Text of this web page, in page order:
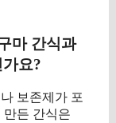
마 간식과
요?
보존제가 포
만든 간식은